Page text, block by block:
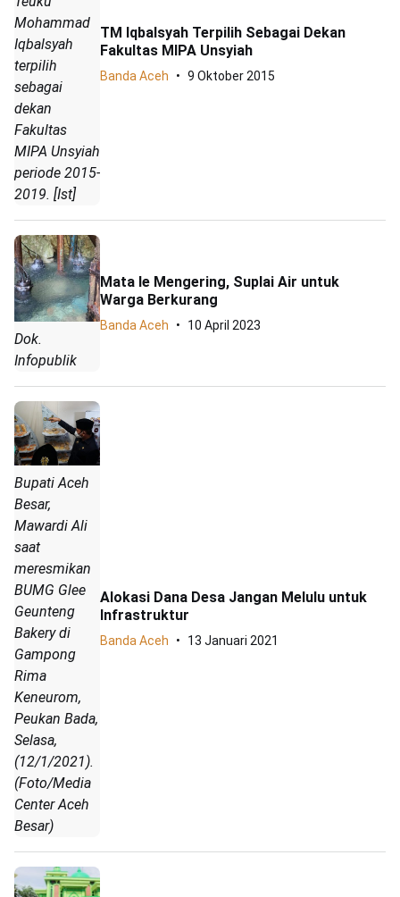
Mohammad
Iqbalsyah
terpilih
sebagai
dekan
Fakultas
MIPA Unsyiah
periode 2015-
2019. [Ist]
TM Iqbalsyah Terpilih Sebagai Dekan
Fakultas MIPA Unsyiah
Banda Aceh 9 Oktober 2015
Dok.
Infopublik
Mata Ie Mengering, Suplai Air untuk
Warga Berkurang
Banda Aceh 10 April 2023
Bupati Aceh
Besar,
Mawardi Ali
saat
meresmikan
BUMG Glee
Geunteng
Bakery di
Gampong
Rima
Keneurom,
Peukan Bada,
Selasa,
(12/1/2021).
(Foto/Media
Center Aceh
Besar)
Alokasi Dana Desa Jangan Melulu untuk
Infrastruktur
Banda Aceh 13 Januari 2021